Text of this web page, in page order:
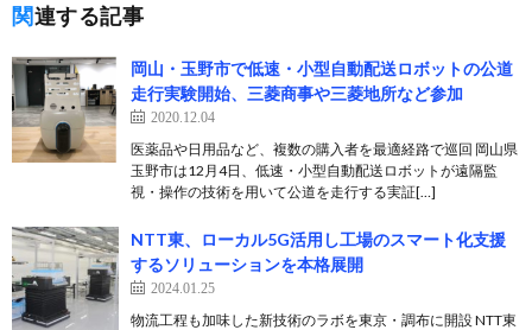
関連する記事
岡山・玉野市で低速・小型自動配送ロボットの公道
走行実験開始、三菱商事や三菱地所など参加
2020.12.04
医薬品や日用品など、複数の購入者を最適経路で巡回 岡山県
玉野市は12月4日、低速・小型自動配送ロボットが遠隔監
視・操作の技術を用いて公道を走行する実証[…]
NTT東、ローカル5G活用し工場のスマート化支援
するソリューションを本格展開
2024.01.25
物流工程も加味した新技術のラボを東京・調布に開設 NTT東